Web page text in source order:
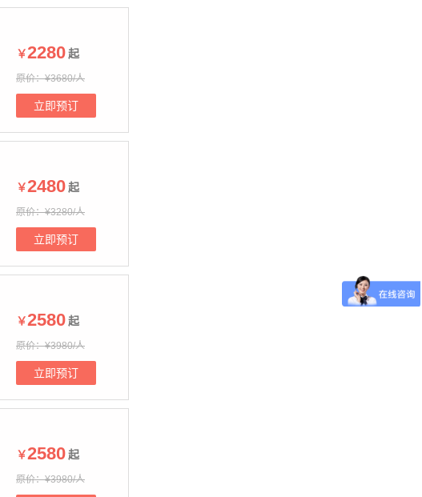
￥2280起
原价：¥3680/人
立即预订
￥2480起
原价：¥3280/人
立即预订
￥2580起
原价：¥3980/人
立即预订
￥2580起
原价：¥3980/人